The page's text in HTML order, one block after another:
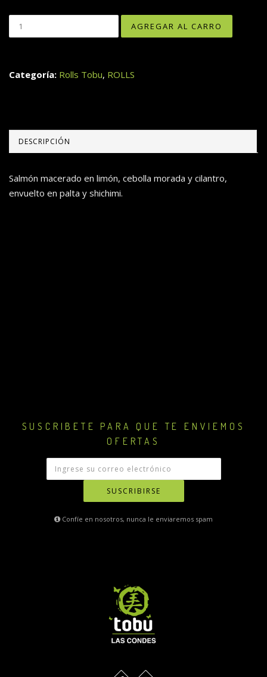
Categoría: Rolls Tobu, ROLLS
DESCRIPCIÓN
Salmón macerado en limón, cebolla morada y cilantro,
envuelto en palta y shichimi.
SUSCRIBETE PARA QUE TE ENVIEMOS
OFERTAS
SUSCRIBIRSE
Confíe en nosotros, nunca le enviaremos spam